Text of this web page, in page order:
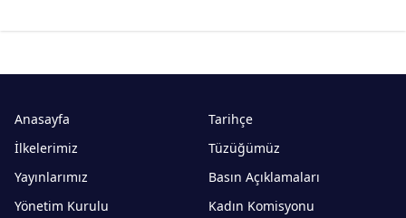
Anasayfa
Tarihçe
İlkelerimiz
Tüzüğümüz
Yayınlarımız
Basın Açıklamaları
Yönetim Kurulu
Kadın Komisyonu